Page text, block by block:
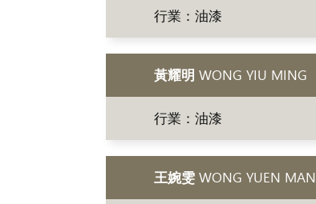
行業：油漆
黃耀明 WONG YIU MING
行業：油漆
王婉雯 WONG YUEN MAN